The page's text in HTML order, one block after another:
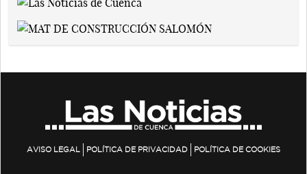
AVISO LEGAL POLÍTICA DE PRIVACIDAD POLÍTICA DE COOKIES